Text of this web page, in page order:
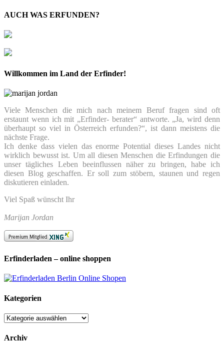
AUCH WAS ERFUNDEN?
Willkommen im Land der Erfinder!
Viele Menschen die mich nach meinem Beruf fragen sind oft
erstaunt wenn ich mit „Erfinder- berater“ antworte. „Ja, wird denn
überhaupt so viel in Österreich erfunden?“, ist dann meistens die
nächste Frage.
Ich denke dass vielen das enorme Potential dieses Landes nicht
wirklich bewusst ist. Um all diesen Menschen die Erfindungen die
unser tägliches Leben beeinflussen näher zu bringen, habe ich
diesen Blog geschaffen. Er soll zum stöbern, staunen und regen
diskutieren einladen.
Viel Spaß wünscht Ihr
Marijan Jordan
Erfinderladen – online shoppen
Kategorien
Kategorien
Archiv